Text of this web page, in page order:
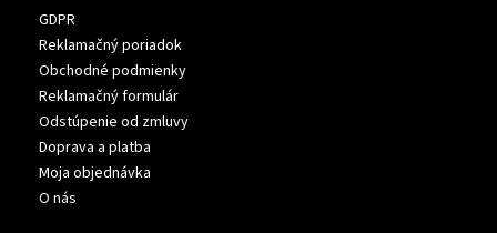
GDPR
Reklamačný poriadok
Obchodné podmienky
Reklamačný formulár
Odstúpenie od zmluvy
Doprava a platba
Moja objednávka
O nás